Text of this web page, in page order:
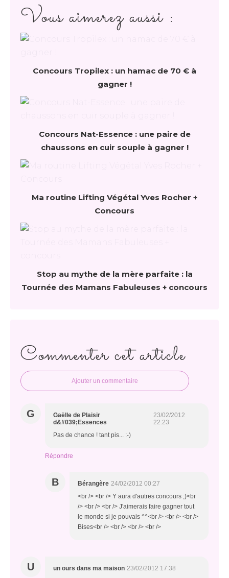
Vous aimerez aussi :
Concours Tropilex : un hamac de 70 € à
gagner !
Concours Nat-Essence : une paire de
chaussons en cuir souple à gagner !
Ma routine Lifting Végétal Yves Rocher +
Concours
Stop au mythe de la mère parfaite : la
Tournée des Mamans Fabuleuses + concours
Commenter cet article
Ajouter un commentaire
G
Gaëlle de Plaisir
d&#039;Essences
23/02/2012
22:23
Pas de chance ! tant pis... :-)
Répondre
B Bérangère 24/02/2012 00:27
<br /> <br /> Y aura d'autres concours ;)<br
/> <br /> <br /> J'aimerais faire gagner tout
le monde si je pouvais ^^<br /> <br /> <br />
Bises<br /> <br /> <br /> <br />
U un ours dans ma maison 23/02/2012 17:38